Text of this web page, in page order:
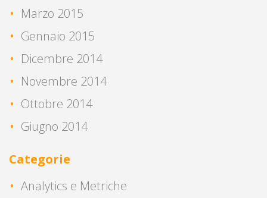
Marzo 2015
Gennaio 2015
Dicembre 2014
Novembre 2014
Ottobre 2014
Giugno 2014
Categorie
Analytics e Metriche